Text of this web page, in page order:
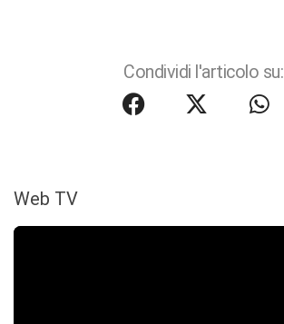
Condividi l'articolo su:
Web TV